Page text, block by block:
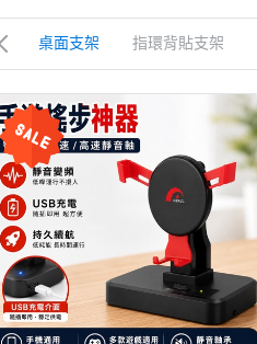
桌面支架 指環背貼支架